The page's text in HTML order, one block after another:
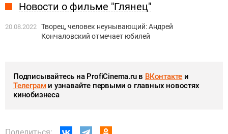
Новости о фильме "Глянец"
20.08.2022 Творец, человек неунывающий: Андрей
Кончаловский отмечает юбилей
Подписывайтесь на ProfiCinema.ru в ВКонтакте и
Телеграми узнавайте первыми о главных новостях
кинобизнеса